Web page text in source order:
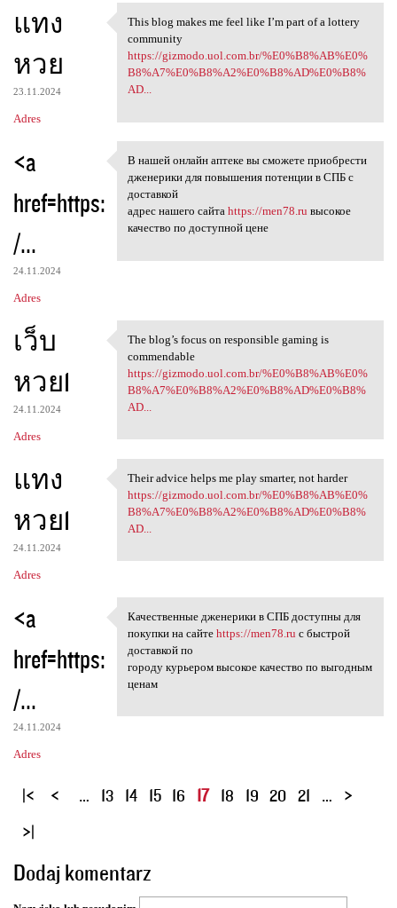
แทง
หวย
23.11.2024
Adres
This blog makes me feel like
This blog makes me feel like I’m part of a lottery
community
https://gizmodo.uol.com.br/%E0%B8%AB%E0%
B8%A7%E0%B8%A2%E0%B8%AD%E0%B8%
AD...
<a
href=https:
/...
24.11.2024
Adres
В нашей онлайн аптеке вы
В нашей онлайн аптеке вы сможете приобрести
дженерики для повышения потенции в СПБ с
доставкой
адрес нашего сайта https://men78.ru высокое
качество по доступной цене
เว็บ
หวย1
24.11.2024
Adres
The blog’s focus on
The blog’s focus on responsible gaming is
commendable
https://gizmodo.uol.com.br/%E0%B8%AB%E0%
B8%A7%E0%B8%A2%E0%B8%AD%E0%B8%
AD...
แทง
หวย1
24.11.2024
Adres
Their advice helps me play
Their advice helps me play smarter, not harder
https://gizmodo.uol.com.br/%E0%B8%AB%E0%
B8%A7%E0%B8%A2%E0%B8%AD%E0%B8%
AD...
<a
href=https:
/...
24.11.2024
Adres
Качественные дженерики в СПБ
Качественные дженерики в СПБ доступны для
покупки на сайте https://men78.ru с быстрой
доставкой по
городу курьером высокое качество по выгодным
ценам
S
o
n
… 13 14 15 16 17 18 19 20 21 …
Dodaj komentarz